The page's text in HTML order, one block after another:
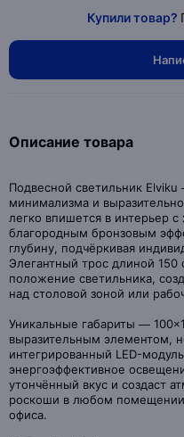
Купили товар?
Описание товара
Подвесной светильник
минимализма и
легко впишется в интерьер
благородным бронзовым
глубину, подчёркивая
Элегантный трос длиной 150
положение светильника,
над столовой зоной или
Уникальные габариты —
выразительным элементом,
интегрированный LED-
энергоэффективное
утончённый вкус и создаст
роскоши в любом помещении
офиса.